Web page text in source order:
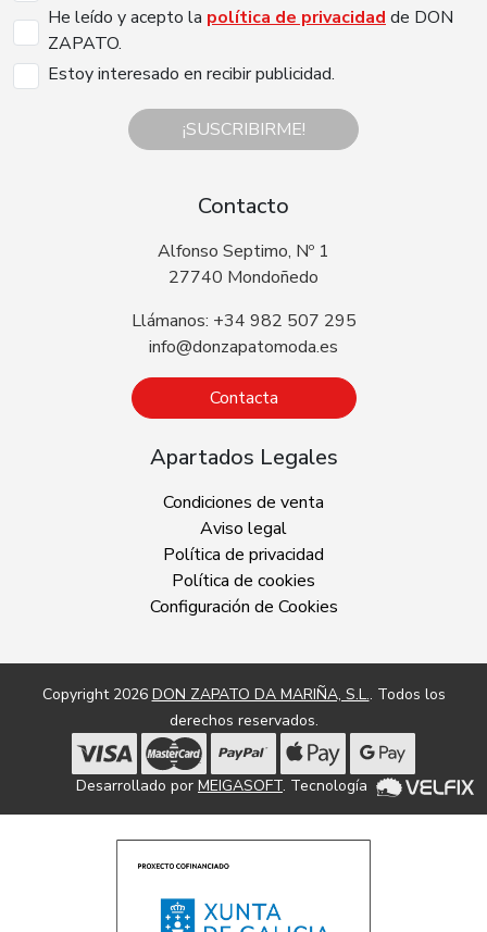
He leído y acepto la política de privacidad de DON
ZAPATO.
Estoy interesado en recibir publicidad.
¡SUSCRIBIRME!
Contacto
Alfonso Septimo, Nº 1
27740 Mondoñedo
Llámanos: +34 982 507 295
info@donzapatomoda.es
Contacta
Apartados Legales
Condiciones de venta
Aviso legal
Política de privacidad
Política de cookies
Configuración de Cookies
Copyright 2026 DON ZAPATO DA MARIÑA, S.L.. Todos los
derechos reservados.
Desarrollado por MEIGASOFT. Tecnología